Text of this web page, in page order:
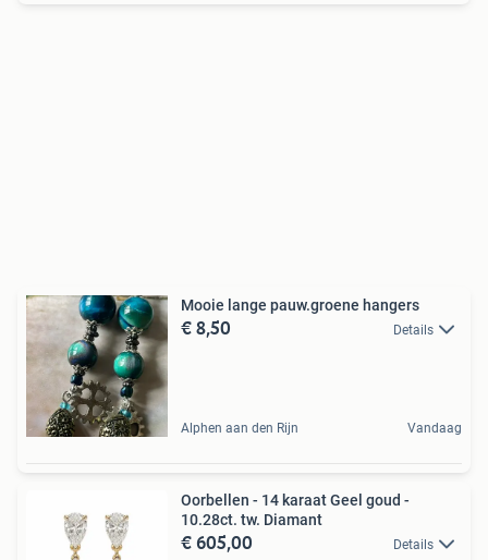
Mooie lange pauw.groene hangers
€ 8,50 Details
Alphen aan den Rijn Vandaag
Oorbellen - 14 karaat Geel goud -
10.28ct. tw. Diamant
€ 605,00 Details